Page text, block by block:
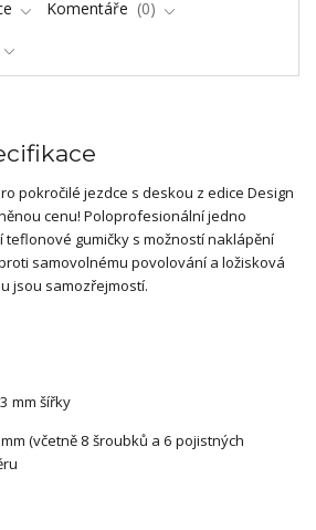
Komentáře
0
pokročilé jezdce s deskou z edice Design
cenu! Poloprofesionální jedno
gumičky s možností naklápění
samovolnému povolování a ložisková
jsou samozřejmostí.
mm šířky
(včetně 8 šroubků a 6 pojistných